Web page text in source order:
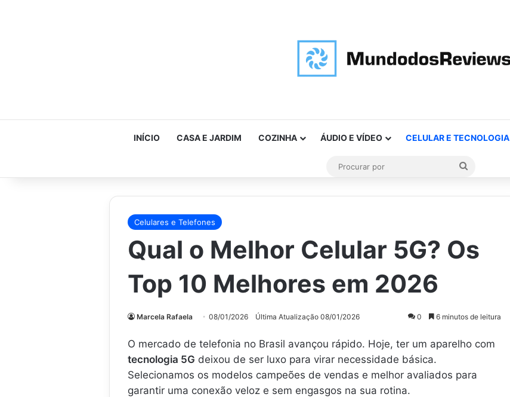
INÍCIO CASA E JARDIM COZINHA ÁUDIO E VÍDEO CELULAR E TECNOLOGIA
Celulares e Telefones
Qual o Melhor Celular 5G? Os
Top 10 Melhores em 2026
Marcela Rafaela 08/01/2026 Última Atualização 08/01/2026 0 6 minutos de leitura
O mercado de telefonia no Brasil avançou rápido. Hoje, ter um aparelho com
tecnologia 5G deixou de ser luxo para virar necessidade básica.
Selecionamos os modelos campeões de vendas e melhor avaliados para
garantir uma conexão veloz e sem engasgos na sua rotina.